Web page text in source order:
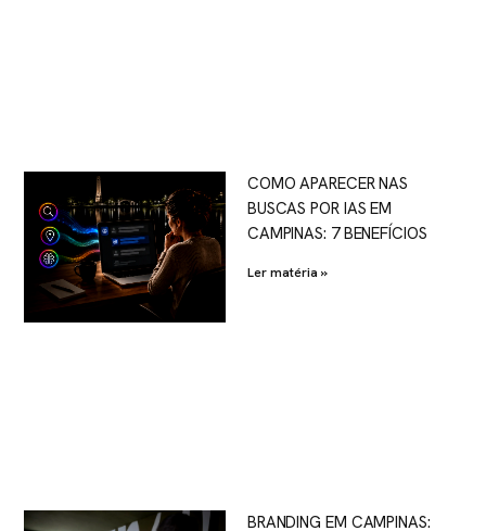
COMO APARECER NAS
BUSCAS POR IAS EM
CAMPINAS: 7 BENEFÍCIOS
Ler matéria »
BRANDING EM CAMPINAS: